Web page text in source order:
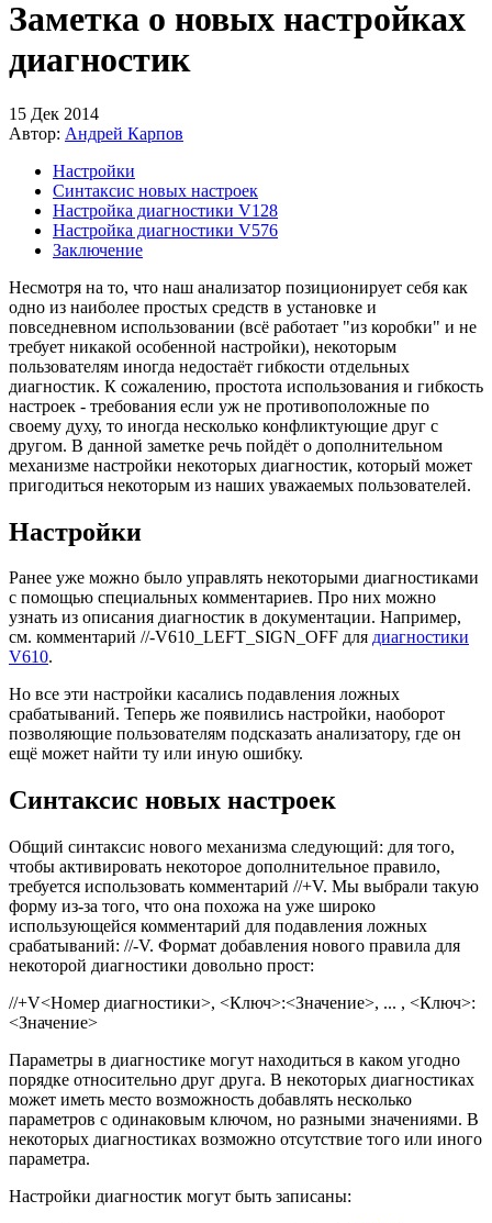
Заметка о новых настройках
диагностик
15 Дек 2014
Автор: Андрей Карпов
Настройки
Синтаксис новых настроек
Настройка диагностики V128
Настройка диагностики V576
Заключение
Несмотря на то, что наш анализатор позиционирует себя как
одно из наиболее простых средств в установке и
повседневном использовании (всё работает "из коробки" и не
требует никакой особенной настройки), некоторым
пользователям иногда недостаёт гибкости отдельных
диагностик. К сожалению, простота использования и гибкость
настроек - требования если уж не противоположные по
своему духу, то иногда несколько конфликтующие друг с
другом. В данной заметке речь пойдёт о дополнительном
механизме настройки некоторых диагностик, который может
пригодиться некоторым из наших уважаемых пользователей.
Настройки
Ранее уже можно было управлять некоторыми диагностиками
с помощью специальных комментариев. Про них можно
узнать из описания диагностик в документации. Например,
см. комментарий //-V610_LEFT_SIGN_OFF для диагностики
V610.
Но все эти настройки касались подавления ложных
срабатываний. Теперь же появились настройки, наоборот
позволяющие пользователям подсказать анализатору, где он
ещё может найти ту или иную ошибку.
Синтаксис новых настроек
Общий синтаксис нового механизма следующий: для того,
чтобы активировать некоторое дополнительное правило,
требуется использовать комментарий //+V. Мы выбрали такую
форму из-за того, что она похожа на уже широко
использующейся комментарий для подавления ложных
срабатываний: //-V. Формат добавления нового правила для
некоторой диагностики довольно прост:
//+V<Номер диагностики>, <Ключ>:<Значение>, ... , <Ключ>:
<Значение>
Параметры в диагностике могут находиться в каком угодно
порядке относительно друг друга. В некоторых диагностиках
может иметь место возможность добавлять несколько
параметров с одинаковым ключом, но разными значениями. В
некоторых диагностиках возможно отсутствие того или иного
параметра.
Настройки диагностик могут быть записаны: